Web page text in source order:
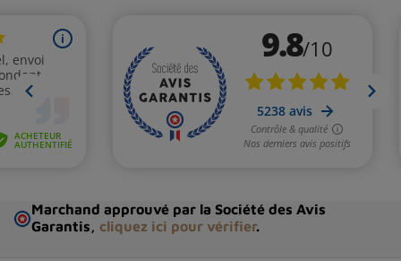
Marchand approuvé par la Société des Avis
Garantis, cliquez ici pour vérifier.